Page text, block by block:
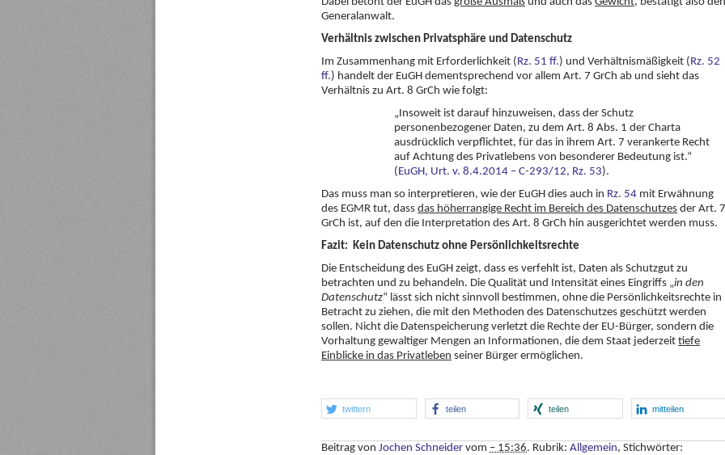
Generalanwalt.
Verhältnis zwischen Privatsphäre und Datenschutz
Im Zusammenhang mit Erforderlichkeit (Rz. 51 ff.) und Verhältnismäßigkeit (Rz. 52
ff.) handelt der EuGH dementsprechend vor allem Art. 7 GrCh ab und sieht das
Verhältnis zu Art. 8 GrCh wie folgt:
„Insoweit ist darauf hinzuweisen, dass der Schutz
personenbezogener Daten, zu dem Art. 8 Abs. 1 der Charta
ausdrücklich verpflichtet, für das in ihrem Art. 7 verankerte Recht
auf Achtung des Privatlebens von besonderer Bedeutung ist.“
(EuGH, Urt. v. 8.4.2014 – C-293/12, Rz. 53).
Das muss man so interpretieren, wie der EuGH dies auch in Rz. 54 mit Erwähnung
des EGMR tut, dass das höherrangige Recht im Bereich des Datenschutzes der Art. 7
GrCh ist, auf den die Interpretation des Art. 8 GrCh hin ausgerichtet werden muss.
Fazit: Kein Datenschutz ohne Persönlichkeitsrechte
Die Entscheidung des EuGH zeigt, dass es verfehlt ist, Daten als Schutzgut zu
betrachten und zu behandeln. Die Qualität und Intensität eines Eingriffs „in den
Datenschutz“ lässt sich nicht sinnvoll bestimmen, ohne die Persönlichkeitsrechte in
Betracht zu ziehen, die mit den Methoden des Datenschutzes geschützt werden
sollen. Nicht die Datenspeicherung verletzt die Rechte der EU-Bürger, sondern die
Vorhaltung gewaltiger Mengen an Informationen, die dem Staat jederzeit tiefe
Einblicke in das Privatleben seiner Bürger ermöglichen.
twittern teilen teilen mitteilen
Beitrag von Jochen Schneider vom – 15:36. Rubrik: Allgemein, Stichwörter: